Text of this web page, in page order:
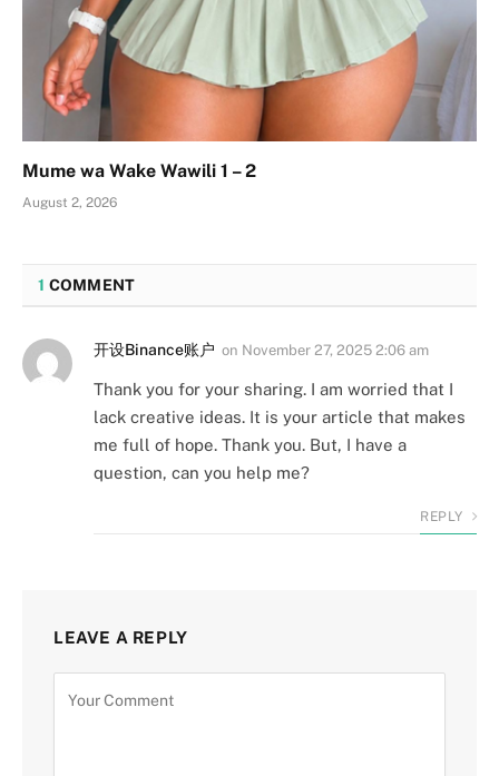
Mume wa Wake Wawili 1 – 2
August 2, 2026
1 COMMENT
开设Binance账户 on November 27, 2025 2:06 am
Thank you for your sharing. I am worried that I
lack creative ideas. It is your article that makes
me full of hope. Thank you. But, I have a
question, can you help me?
REPLY
LEAVE A REPLY